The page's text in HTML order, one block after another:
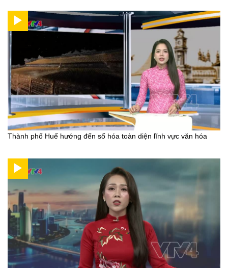
Thành phố Huế hướng đến số hóa toàn diện lĩnh vực văn hóa